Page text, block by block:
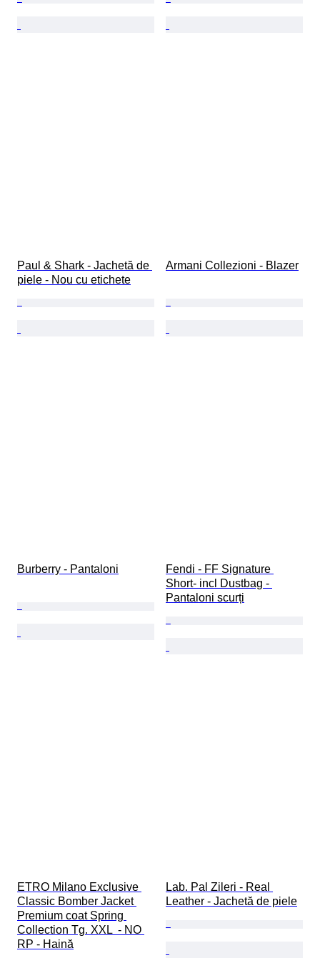
Paul & Shark - Jachetă de
piele - Nou cu etichete
Armani Collezioni - Blazer
Burberry - Pantaloni
Fendi - FF Signature
Short- incl Dustbag -
Pantaloni scurți
ETRO Milano Exclusive
Classic Bomber Jacket
Premium coat Spring
Collection Tg. XXL  - NO
RP - Haină
Lab. Pal Zileri - Real
Leather - Jachetă de piele